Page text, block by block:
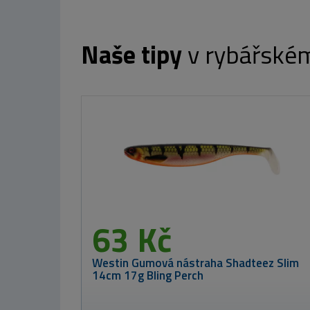
Naše tipyv
Dropshot 240cm
CARP SERVIS VÁCLAVÍK
od